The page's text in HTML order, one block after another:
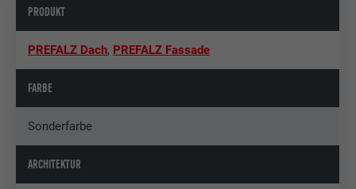
PRODUKT
PREFALZ Dach, PREFALZ Fassade
FARBE
Sonderfarbe
ARCHITEKTUR